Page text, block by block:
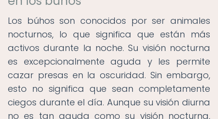
Los búhos son conocidos por ser animales
nocturnos, lo que significa que están más
activos durante la noche. Su visión nocturna
es excepcionalmente aguda y les permite
cazar presas en la oscuridad. Sin embargo,
esto no significa que sean completamente
ciegos durante el día. Aunque su visión diurna
no es tan aguda como su visión nocturna,